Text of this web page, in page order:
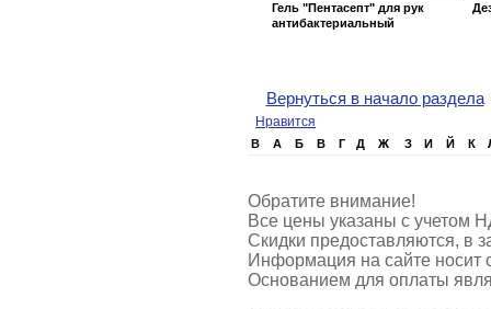
Гель "Пентасепт" для рук
антибактериальный
Вернуться в начало раздела
Нравится
B А Б В Г Д Ж З И Й К
Обратите внимание!
Все цены указаны с учетом
Скидки предоставляются, в
Информация на сайте носит
Основанием для оплаты